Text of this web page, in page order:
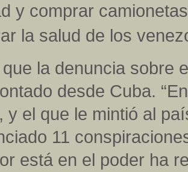
y comprar
la salud de los
la denuncia sobre
desde Cuba.
y el que le mintió al
11
está en el poder ha